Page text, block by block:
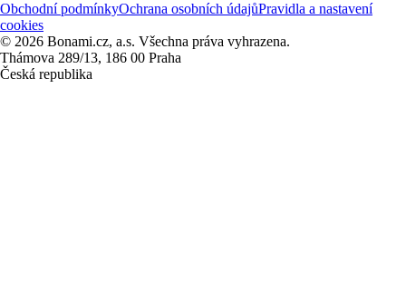
Obchodní podmínkyOchrana osobních údajůPravidla a nastavení
cookies
© 2026 Bonami.cz, a.s. Všechna práva vyhrazena.
Thámova 289/13, 186 00 Praha
Česká republika